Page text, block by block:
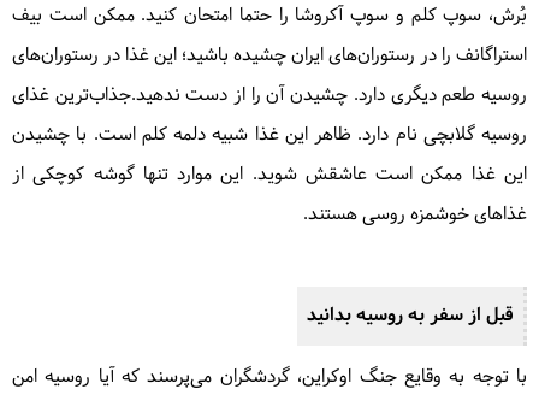
بُرش، سوپ کلم و سوپ آکروشا را حتما امتحان کنید. ممکن است بیف
استراگانف را در رستوران‌های ایران چشیده باشید؛ این غذا در رستوران‌های
روسیه طعم دیگری دارد. چشیدن آن را از دست ندهید.جذاب‌ترین غذای
روسیه گلابچی نام دارد. ظاهر این غذا شبیه دلمه کلم است. با چشیدن
این غذا ممکن است عاشقش شوید. این موارد تنها گوشه کوچکی از
غذاهای خوشمزه روسی هستند.
قبل از سفر به روسیه بدانید
با توجه به وقایع جنگ اوکراین، گردشگران می‌پرسند که آیا روسیه امن